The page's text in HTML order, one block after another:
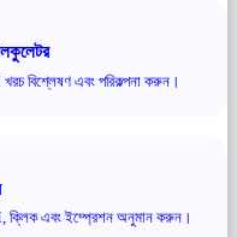
বিশ্লেষণ এবং পরিকল্পনা করুন।
ক্লিক এবং ইম্প্রেশন অনুমান করুন।